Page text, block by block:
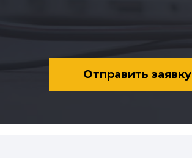
Отправить заявку